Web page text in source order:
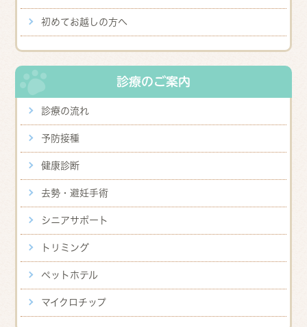
初めてお越しの方へ
診療のご案内
診療の流れ
予防接種
健康診断
去勢・避妊手術
シニアサポート
トリミング
ペットホテル
マイクロチップ